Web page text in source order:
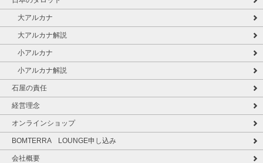
大アルカナ
大アルカナ解説
小アルカナ
小アルカナ解説
石屋の責任
経営理念
オンラインショップ
BOMTERRA LOUNGE申し込み
会社概要